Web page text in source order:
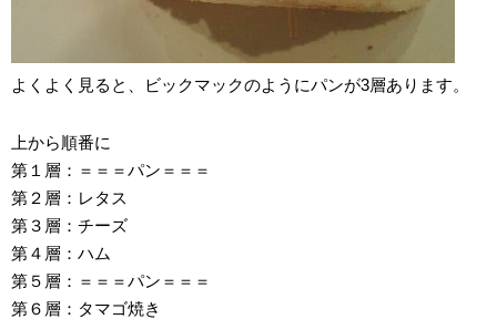
よくよく見ると、ビックマックのようにパンが3層あります。
上から順番に
第１層：＝＝＝パン＝＝＝
第２層：レタス
第３層：チーズ
第４層：ハム
第５層：＝＝＝パン＝＝＝
第６層：タマゴ焼き